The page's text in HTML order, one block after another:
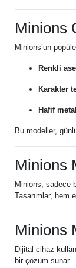
Minions
Minions’un
Renkli
Karakter
Hafif
Bu modeller,
Minions
Minions, sadece
Tasarımlar, hem
Minions
Dijital cihaz
bir çözüm sunar.